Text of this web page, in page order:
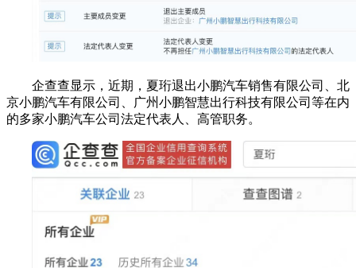
企查查显示，近期，夏珩退出小鹏汽车销售有限公司、北
京小鹏汽车有限公司、广州小鹏智慧出行科技有限公司等在内
的多家小鹏汽车公司法定代表人、高管职务。